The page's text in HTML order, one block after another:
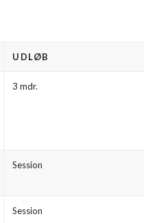
UDLØB
3 mdr.
Session
Session